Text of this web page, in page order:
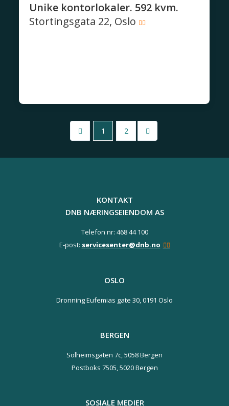
Unike kontorlokaler. 592 kvm.
Stortingsgata 22, Oslo
1 2
KONTAKT
DNB NÆRINGSEIENDOM AS
Telefon nr: 468 44 100
E-post: servicesenter@dnb.no
OSLO
Dronning Eufemias gate 30,0191 Oslo
BERGEN
Solheimsgaten 7c,5058 Bergen
Postboks 7505,5020 Bergen
SOSIALE MEDIER